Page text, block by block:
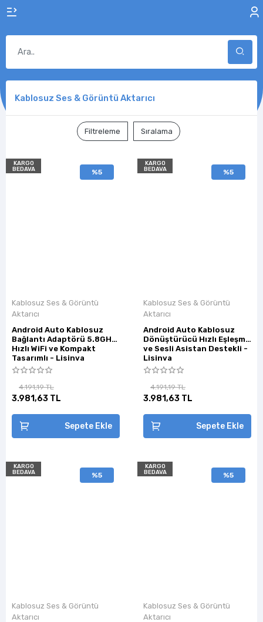
Kablosuz Ses & Görüntü Aktarıcı
Filtreleme Sıralama
KARGO
BEDAVA
%5
Kablosuz Ses & Görüntü
Aktarıcı
Android Auto Kablosuz
Bağlantı Adaptörü 5.8GHz
Hızlı WiFi ve Kompakt
Tasarımlı - Lisinya
4.191,19 TL
3.981,63 TL
Sepete Ekle
KARGO
BEDAVA
%5
Kablosuz Ses & Görüntü
Aktarıcı
Android Auto Kablosuz
Dönüştürücü Hızlı Eşleşme
ve Sesli Asistan Destekli -
Lisinya
4.191,19 TL
3.981,63 TL
Sepete Ekle
KARGO
BEDAVA
%5
Kablosuz Ses & Görüntü
Aktarıcı
KARGO
BEDAVA
%5
Kablosuz Ses & Görüntü
Aktarıcı